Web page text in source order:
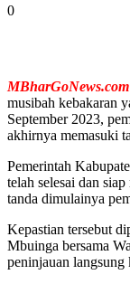
0
MBharGoNews.com
musibah kebakaran
September 2023,
akhirnya memasuki
Pemerintah
telah selesai dan
tanda dimulainya
Kepastian tersebut
Mbuinga bersama
peninjauan